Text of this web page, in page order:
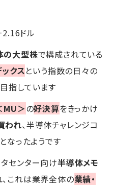
ドル
の大型株で構成されている
クスという指数の日々の
指しています
MU＞の好決算をきっかけ
われ、半導体チャレンジコ
となったようです
センター向け半導体メモ
これは業界全体の業績・